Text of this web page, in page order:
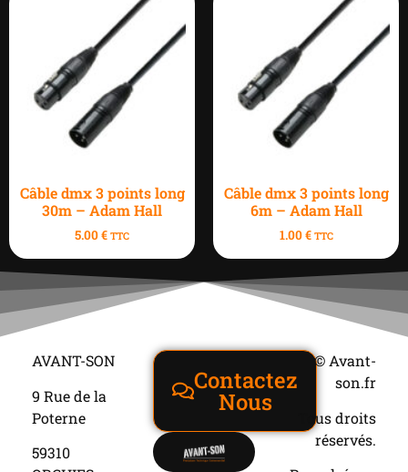
Câble dmx 3 points long
30m – Adam Hall
5.00€ TTC
Câble dmx 3 points long
6m – Adam Hall
1.00€ TTC
AVANT-SON
9 Rue de la
Poterne
59310
Contactez
Nous
© Avant-
son.fr
Tous droits
réservés.